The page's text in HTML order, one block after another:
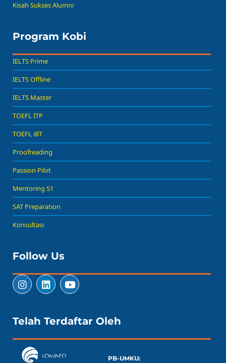
Kisah Sukses Alumni
Program Kobi
IELTS Prime
IELTS Offline
IELTS Master
TOEFL ITP
TOEFL iBT
Proofreading
Passion Pilot
Mentoring S1
SAT Preparation
Konsultasi
Follow Us
Telah Terdaftar Oleh
PB-UMKU: